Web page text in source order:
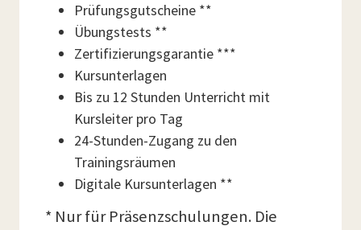
Prüfungsgutscheine **
Übungstests **
Zertifizierungsgarantie ***
Kursunterlagen
Bis zu 12 Stunden Unterricht mit
Kursleiter pro Tag
24-Stunden-Zugang zu den
Trainingsräumen
Digitale Kursunterlagen **
* Nur für Präsenzschulungen. Die